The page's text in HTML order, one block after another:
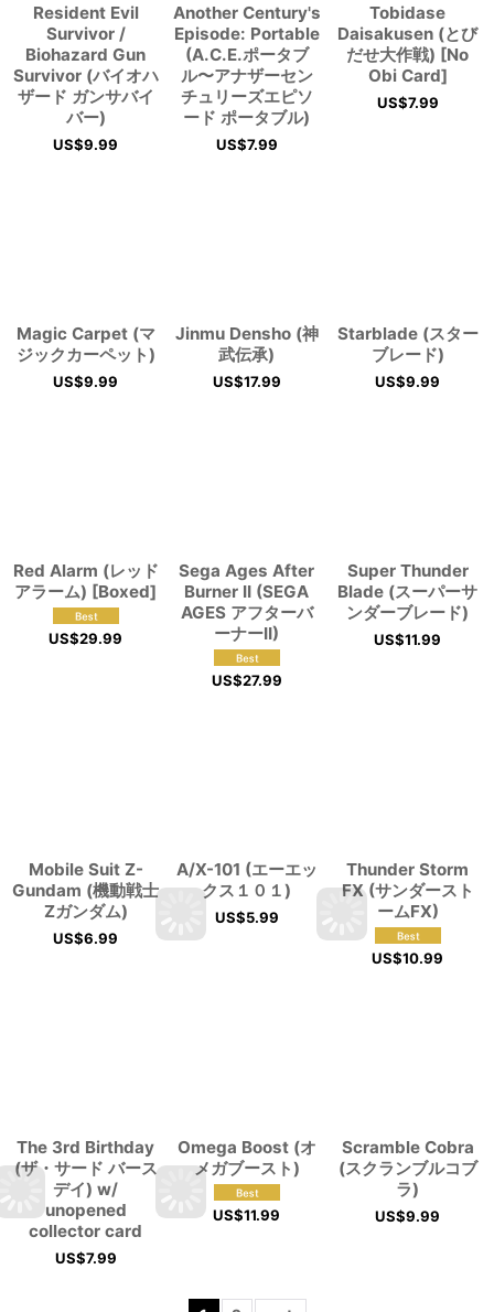
Resident Evil
Survivor /
Biohazard Gun
Survivor (バイオハ
ザード ガンサバイ
バー)
US$9.99
Another Century's
Episode: Portable
(A.C.E.ポータブ
ル〜アナザーセン
チュリーズエピソ
ード ポータブル)
US$7.99
Tobidase
Daisakusen (とび
だせ大作戦) [No
Obi Card]
US$7.99
Magic Carpet (マ
ジックカーペット)
US$9.99
Jinmu Densho (神
武伝承)
US$17.99
Starblade (スター
ブレード)
US$9.99
Red Alarm (レッド
アラーム) [Boxed]
US$29.99
Sega Ages After
Burner II (SEGA
AGES アフターバ
ーナーII)
US$27.99
Super Thunder
Blade (スーパーサ
ンダーブレード)
US$11.99
Mobile Suit Z-
Gundam (機動戦士
Zガンダム)
US$6.99
A/X-101 (エーエッ
クス１０１)
US$5.99
Thunder Storm
FX (サンダースト
ームFX)
US$10.99
The 3rd Birthday
(ザ・サード バース
デイ) w/
unopened
collector card
US$7.99
Omega Boost (オ
メガブースト)
US$11.99
Scramble Cobra
(スクランブルコブ
ラ)
US$9.99